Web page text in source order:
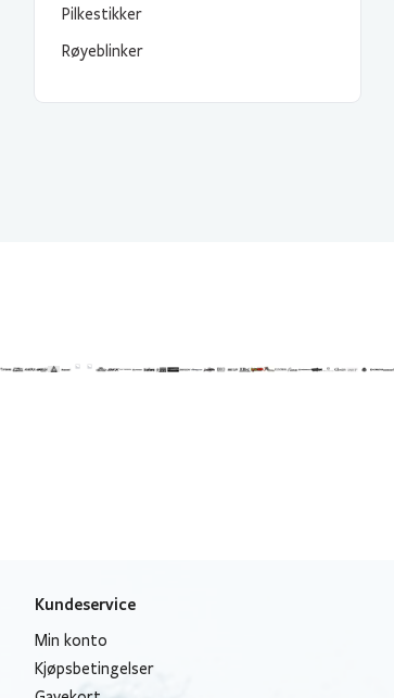
Pilkestikker
Røyeblinker
Kundeservice
Min konto
Kjøpsbetingelser